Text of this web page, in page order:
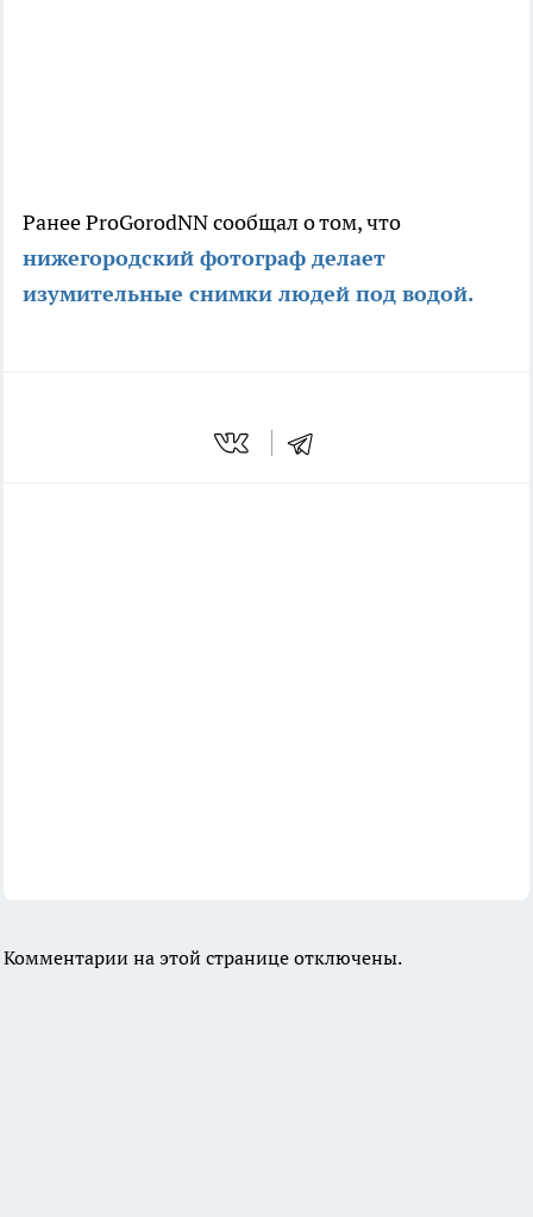
Ранее ProGorodNN сообщал о том, что
нижегородский фотограф делает
изумительные снимки людей под водой.
Комментарии на этой странице отключены.